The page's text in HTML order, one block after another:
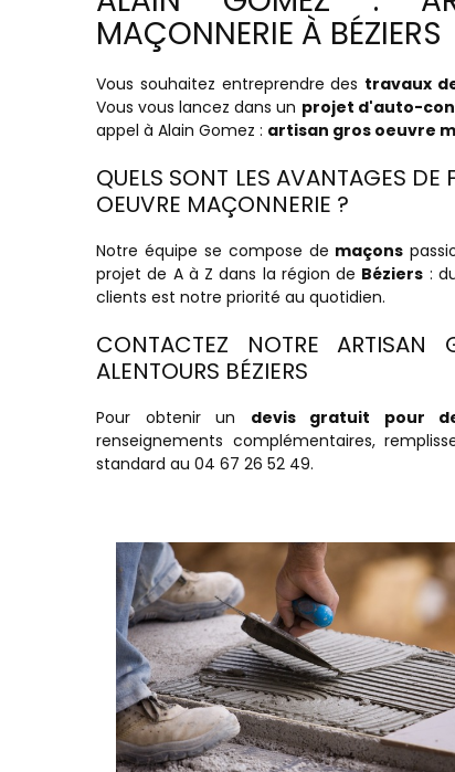
MAÇONNERIE À BÉZIERS
Vous souhaitez entreprendre des travaux
Vous vous lancez dans un projet d'auto-
appel à Alain Gomez : artisan gros oeuvre
QUELS SONT LES AVANTAGES DE
OEUVRE MAÇONNERIE ?
Notre équipe se compose de maçons
projet de A à Z dans la région de Béziers :
clients est notre priorité au quotidien.
CONTACTEZ NOTRE ARTISAN
ALENTOURS BÉZIERS
Pour obtenir un devis gratuit pour
renseignements complémentaires,
standard au 04 67 26 52 49.